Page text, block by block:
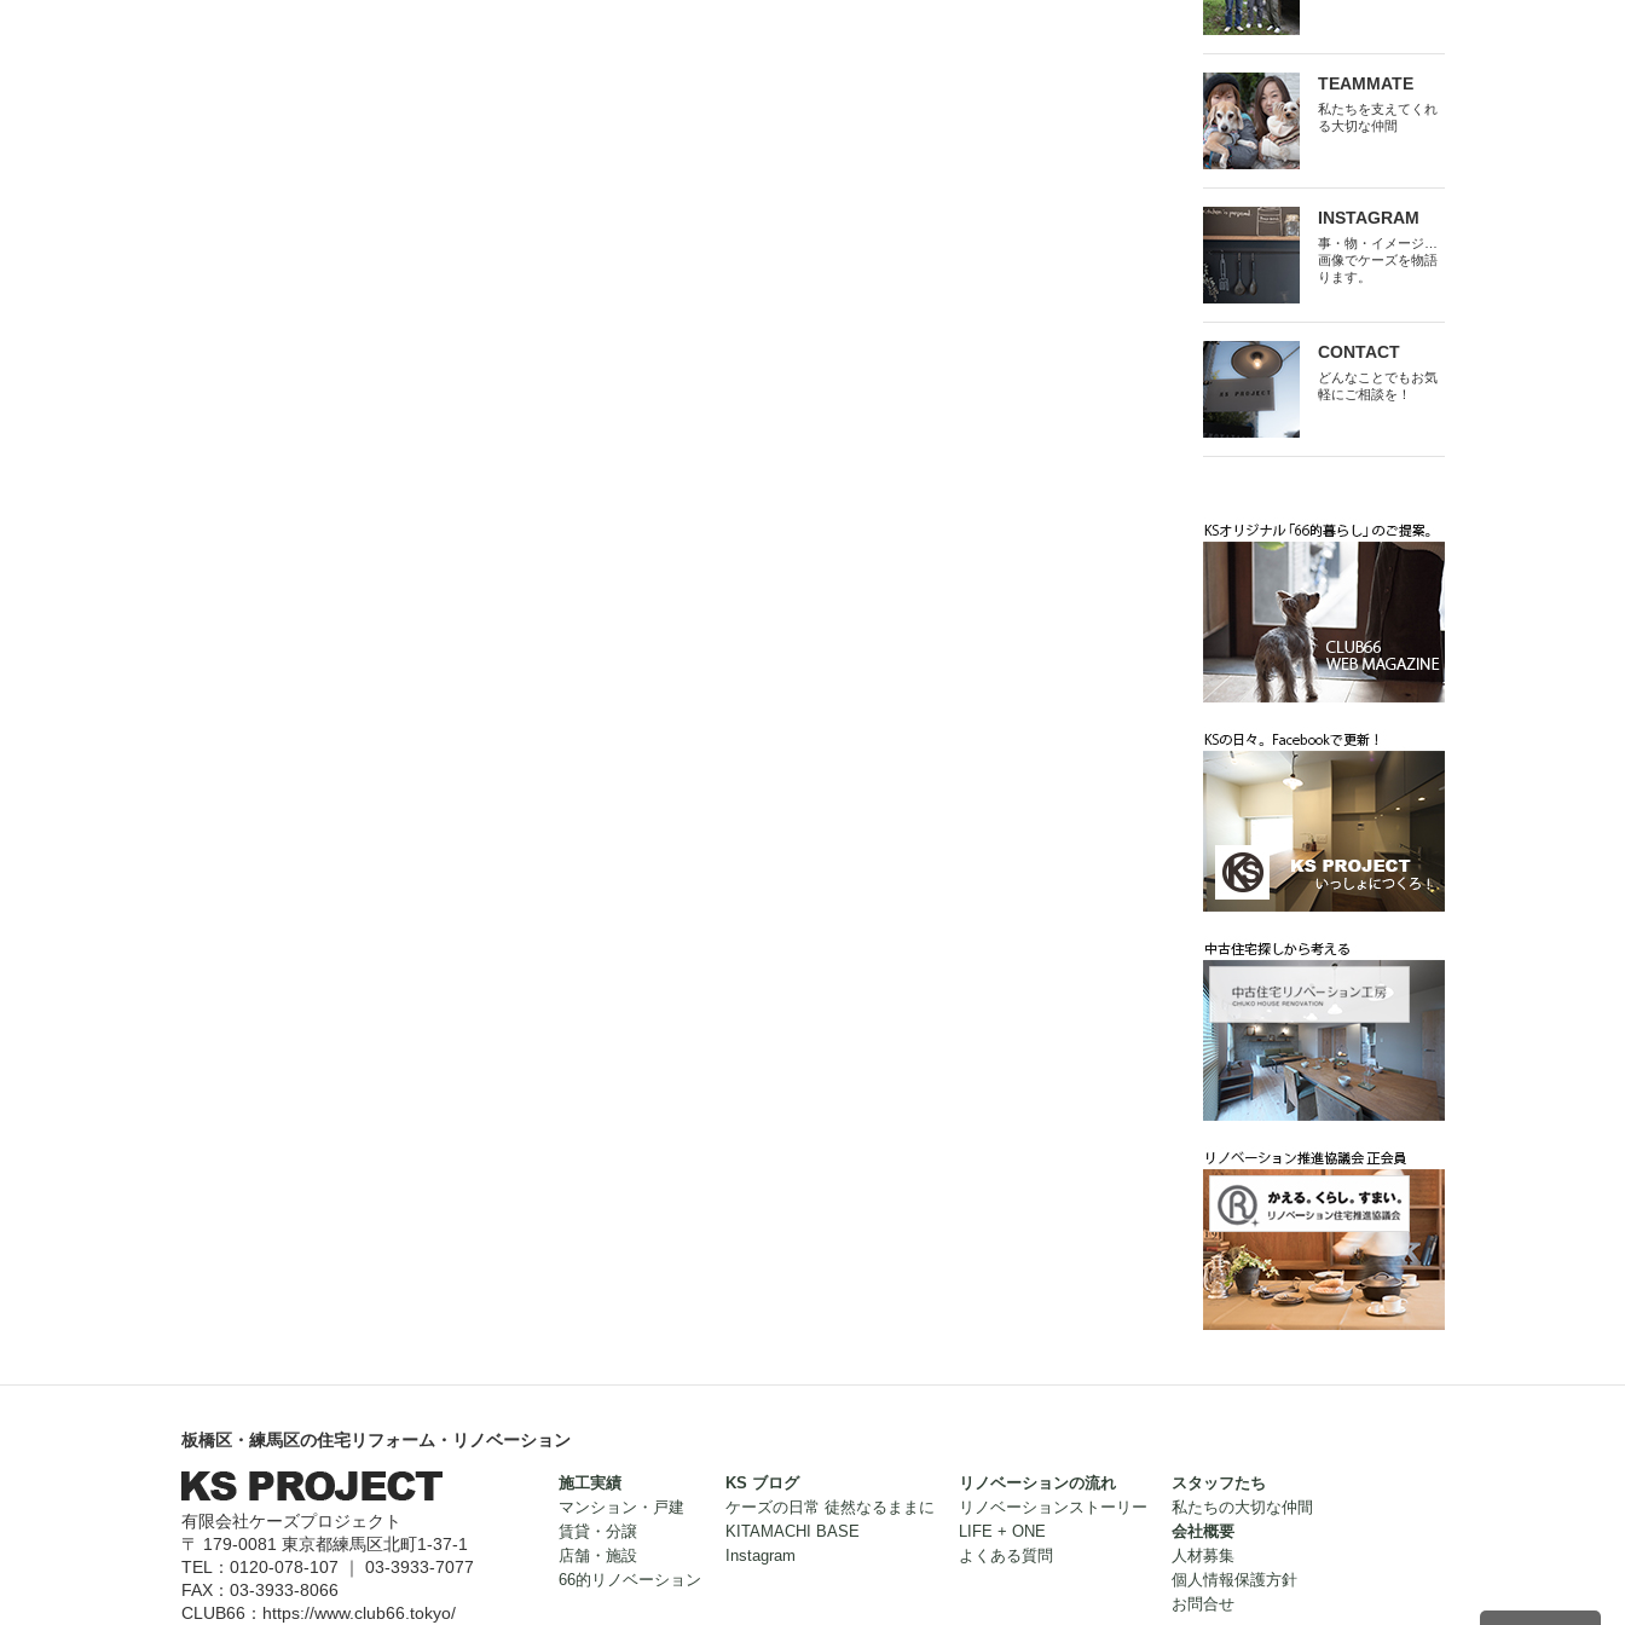
TEAMMATE
私たちを支えてくれ
る大切な仲間
INSTAGRAM
事・物・イメージ…
画像でケーズを物語
ります。
CONTACT
どんなことでもお気
軽にご相談を！
板橋区・練馬区の住宅リフォーム・リノベーション
有限会社ケーズプロジェクト
〒 179-0081 東京都練馬区北町1-37-1
TEL：0120-078-107 ｜ 03-3933-7077
FAX：03-3933-8066
CLUB66： https://www.club66.tokyo/
施工実績
マンション・戸建
賃貸・分譲
店舗・施設
66的リノベーション
KS ブログ
ケーズの日常 徒然なるままに
KITAMACHI BASE
Instagram
リノベーションの流れ
リノベーションストーリー
LIFE + ONE
よくある質問
スタッフたち
私たちの大切な仲間
会社概要
人材募集
個人情報保護方針
お問合せ